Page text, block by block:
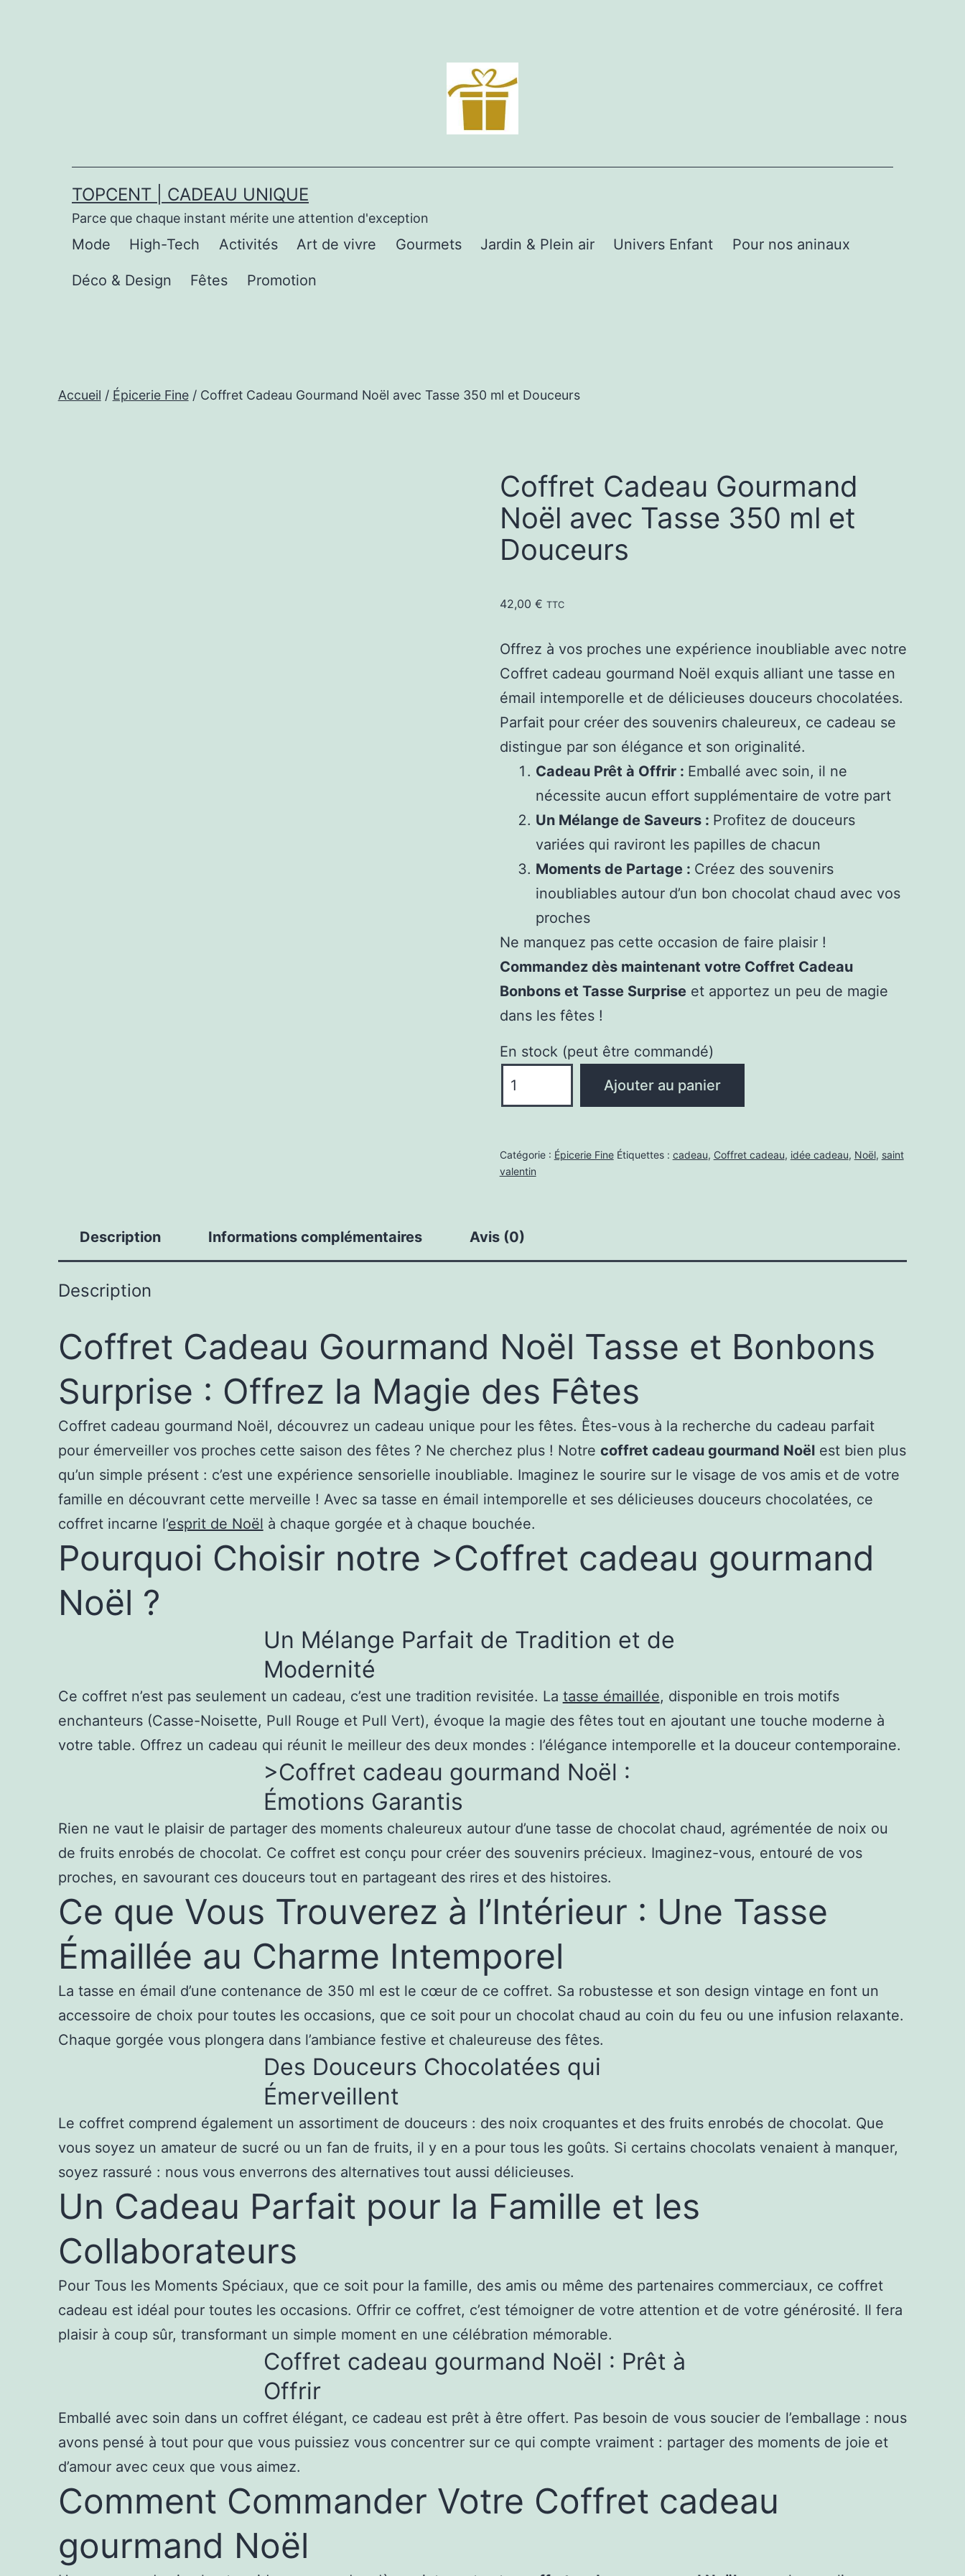
TOPCENT | CADEAU UNIQUE
Parce que chaque instant mérite une attention d'exception
Mode High-Tech Activités Art de vivre Gourmets Jardin & Plein air Univers Enfant Pour nos aninaux
Déco & Design Fêtes Promotion
Accueil / Épicerie Fine/ Coffret Cadeau Gourmand Noël avec Tasse 350 ml et Douceurs
Coffret Cadeau Gourmand
Noël avec Tasse 350 ml et
Douceurs
42,00 € TTC
Offrez à vos proches une expérience inoubliable avec notre
Coffret cadeau gourmand Noël exquis alliant une tasse en
émail intemporelle et de délicieuses douceurs chocolatées.
Parfait pour créer des souvenirs chaleureux, ce cadeau se
distingue par son élégance et son originalité.
Cadeau Prêt à Offrir : Emballé avec soin, il ne
nécessite aucun effort supplémentaire de votre part
Un Mélange de Saveurs : Profitez de douceurs
variées qui raviront les papilles de chacun
Moments de Partage : Créez des souvenirs
inoubliables autour d’un bon chocolat chaud avec vos
proches
Ne manquez pas cette occasion de faire plaisir !
Commandez dès maintenant votre Coffret Cadeau
Bonbons et Tasse Surpriseet apportez un peu de magie
dans les fêtes !
En stock (peut être commandé)
de
Gourmand
Noël
350
Ajouter au panier
Catégorie : Épicerie Fine Étiquettes : cadeau, Coffret cadeau, idée cadeau, Noël, saint
valentin
Description Informations complémentaires Avis (0)
Description
Coffret Cadeau Gourmand Noël Tasse et Bonbons
Surprise : Offrez la Magie des Fêtes
Coffret cadeau gourmand Noël, découvrez un cadeau unique pour les fêtes. Êtes-vous à la recherche du cadeau parfait
pour émerveiller vos proches cette saison des fêtes ? Ne cherchez plus ! Notre coffret cadeau gourmand Noëlest bien plus
qu’un simple présent : c’est une expérience sensorielle inoubliable. Imaginez le sourire sur le visage de vos amis et de votre
famille en découvrant cette merveille ! Avec sa tasse en émail intemporelle et ses délicieuses douceurs chocolatées, ce
coffret incarne l’esprit de Noël à chaque gorgée et à chaque bouchée.
Pourquoi Choisir notre >Coffret cadeau gourmand
Noël ?
Un Mélange Parfait de Tradition et de
Modernité
Ce coffret n’est pas seulement un cadeau, c’est une tradition revisitée. La tasse émaillée, disponible en trois motifs
enchanteurs (Casse-Noisette, Pull Rouge et Pull Vert), évoque la magie des fêtes tout en ajoutant une touche moderne à
votre table. Offrez un cadeau qui réunit le meilleur des deux mondes : l’élégance intemporelle et la douceur contemporaine.
>Coffret cadeau gourmand Noël :
Émotions Garantis
Rien ne vaut le plaisir de partager des moments chaleureux autour d’une tasse de chocolat chaud, agrémentée de noix ou
de fruits enrobés de chocolat. Ce coffret est conçu pour créer des souvenirs précieux. Imaginez-vous, entouré de vos
proches, en savourant ces douceurs tout en partageant des rires et des histoires.
Ce que Vous Trouverez à l’Intérieur : Une Tasse
Émaillée au Charme Intemporel
La tasse en émail d’une contenance de 350 ml est le cœur de ce coffret. Sa robustesse et son design vintage en font un
accessoire de choix pour toutes les occasions, que ce soit pour un chocolat chaud au coin du feu ou une infusion relaxante.
Chaque gorgée vous plongera dans l’ambiance festive et chaleureuse des fêtes.
Des Douceurs Chocolatées qui
Émerveillent
Le coffret comprend également un assortiment de douceurs : des noix croquantes et des fruits enrobés de chocolat. Que
vous soyez un amateur de sucré ou un fan de fruits, il y en a pour tous les goûts. Si certains chocolats venaient à manquer,
soyez rassuré : nous vous enverrons des alternatives tout aussi délicieuses.
Un Cadeau Parfait pour la Famille et les
Collaborateurs
Pour Tous les Moments Spéciaux, que ce soit pour la famille, des amis ou même des partenaires commerciaux, ce coffret
cadeau est idéal pour toutes les occasions. Offrir ce coffret, c’est témoigner de votre attention et de votre générosité. Il fera
plaisir à coup sûr, transformant un simple moment en une célébration mémorable.
Coffret cadeau gourmand Noël : Prêt à
Offrir
Emballé avec soin dans un coffret élégant, ce cadeau est prêt à être offert. Pas besoin de vous soucier de l’emballage : nous
avons pensé à tout pour que vous puissiez vous concentrer sur ce qui compte vraiment : partager des moments de joie et
d’amour avec ceux que vous aimez.
Comment Commander Votre Coffret cadeau
gourmand Noël